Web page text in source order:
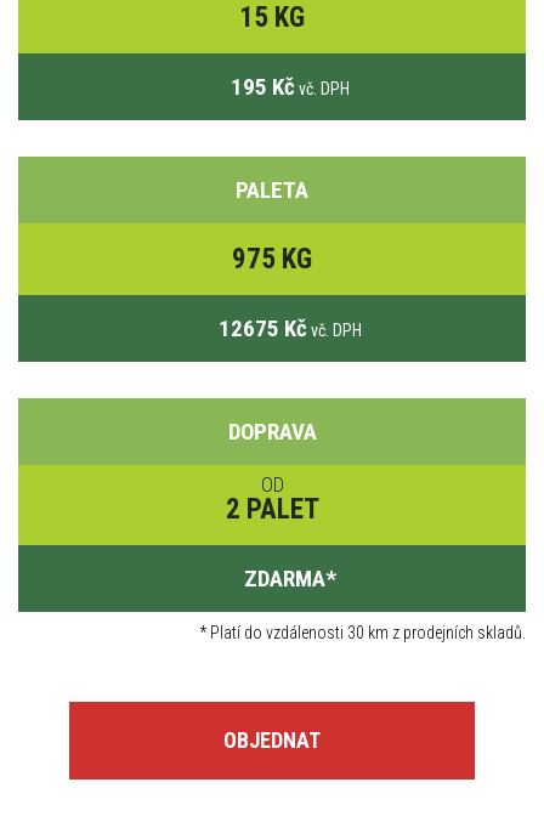
15 KG
195 Kč vč. DPH
PALETA
975 KG
12675 Kč vč. DPH
DOPRAVA
OD
2 PALET
ZDARMA*
*Platí do vzdálenosti 30 km z prodejních skladů.
OBJEDNAT